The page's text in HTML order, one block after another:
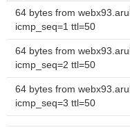
64 bytes from
icmp_seq=1 ttl=50
64 bytes from
icmp_seq=2 ttl=50
64 bytes from
icmp_seq=3 ttl=50